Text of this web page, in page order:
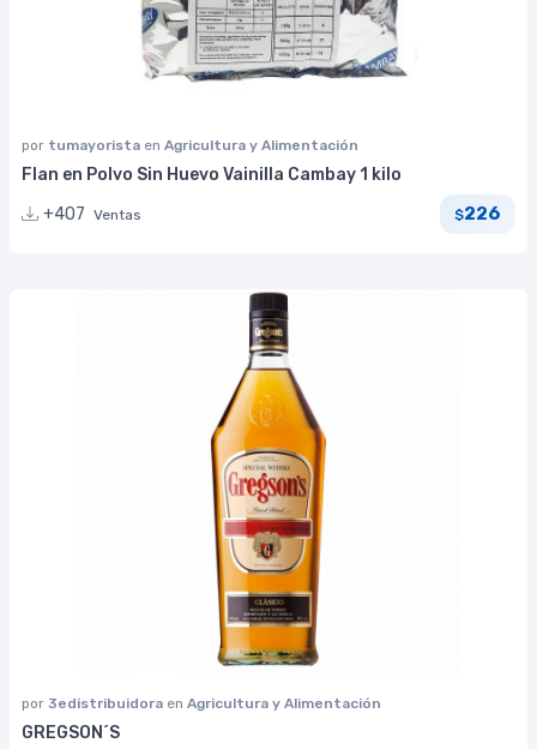
por tumayorista en Agricultura y Alimentación
Flan en Polvo Sin Huevo Vainilla Cambay 1 kilo
+407 Ventas $226
por 3edistribuidora en Agricultura y Alimentación
GREGSON´S